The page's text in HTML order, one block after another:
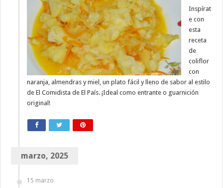
Inspírat
e con
esta
receta
de
coliflor
con
naranja, almendras y miel, un plato fácil y lleno de sabor al estilo
de El Comidista de El País. ¡Ideal como entrante o guarnición
original!
marzo, 2025
15 marzo